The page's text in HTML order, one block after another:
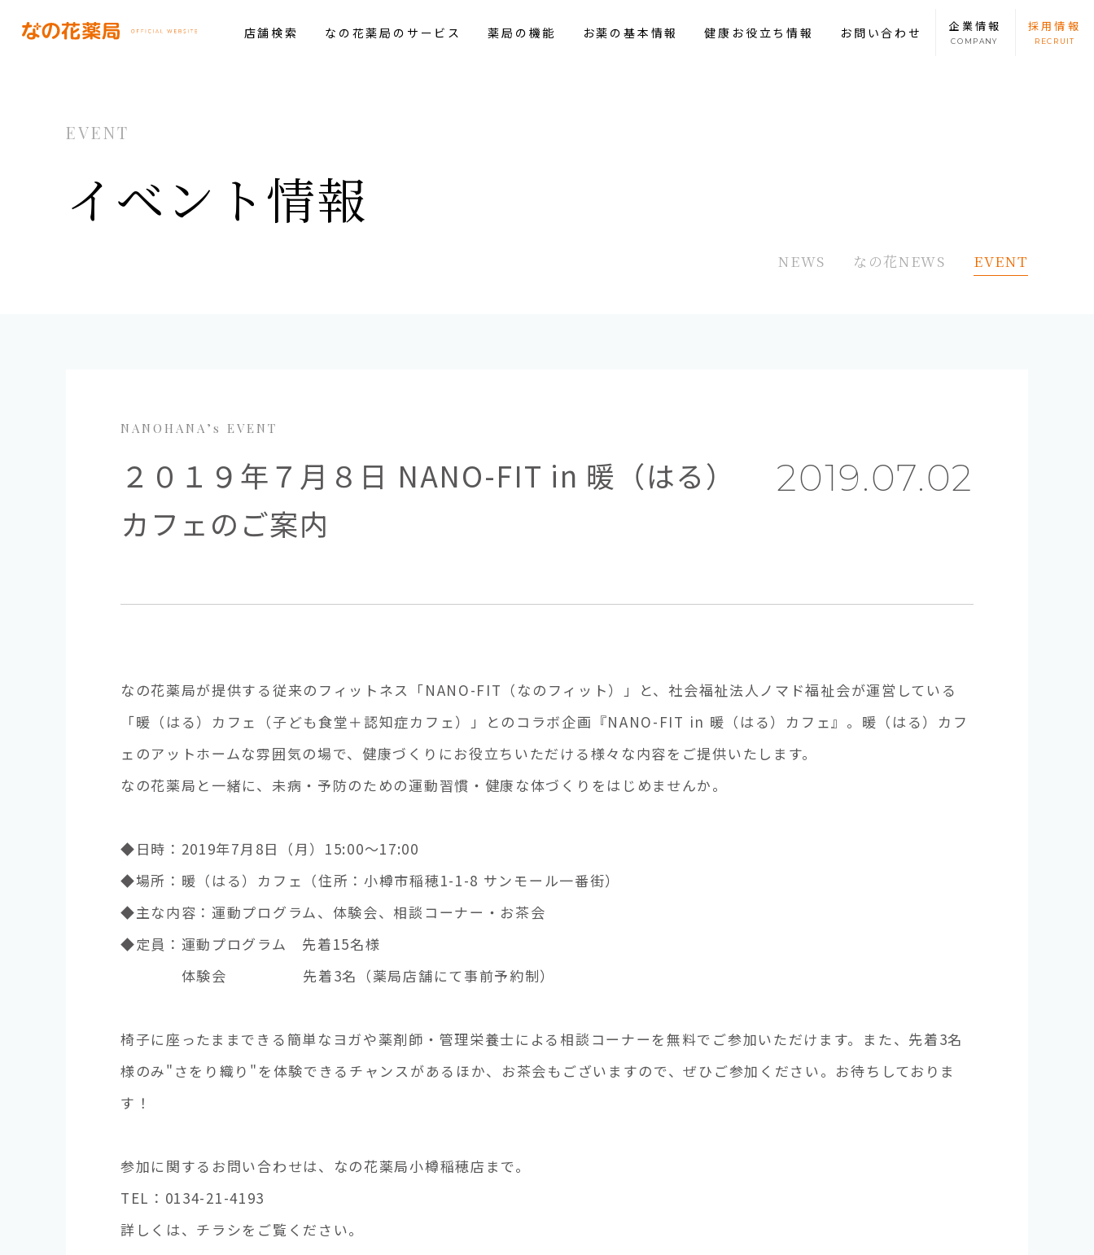
店舗検索 なの花薬局のサービス 薬局の機能 お薬の基本情報 健康お役立ち情報 お問い合わせ 企業情報
COMPANY
採用情報
RECRUIT
EVENT
イベント情報
NEWS なの花NEWS EVENT
2019.07.02
NANOHANA’s EVENT
２０１９年７月８日 NANO-FIT in 暖（はる）
カフェのご案内
なの花薬局が提供する従来のフィットネス「NANO-FIT（なのフィット）」と、社会福祉法人ノマド福祉会が運営している
「暖（はる）カフェ（子ども食堂＋認知症カフェ）」とのコラボ企画『NANO-FIT in 暖（はる）カフェ』。暖（はる）カフ
ェのアットホームな雰囲気の場で、健康づくりにお役立ちいただける様々な内容をご提供いたします。
なの花薬局と一緒に、未病・予防のための運動習慣・健康な体づくりをはじめませんか。
◆日時：2019年7月8日（月）15:00～17:00
◆場所：暖（はる）カフェ（住所：小樽市稲穂1-1-8 サンモール一番街）
◆主な内容：運動プログラム、体験会、相談コーナー・お茶会
◆定員：運動プログラム 先着15名様
体験会 先着3名（薬局店舗にて事前予約制）
椅子に座ったままできる簡単なヨガや薬剤師・管理栄養士による相談コーナーを無料でご参加いただけます。また、先着3名
様のみ"さをり織り"を体験できるチャンスがあるほか、お茶会もございますので、ぜひご参加ください。お待ちしておりま
す！
参加に関するお問い合わせは、なの花薬局小樽稲穂店まで。
TEL：0134-21-4193
詳しくは、チラシをご覧ください。